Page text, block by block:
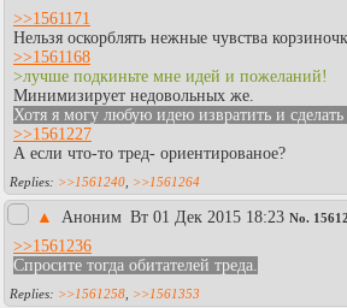
>>1561171
Нельзя оскорблять нежные чувства
>>1561168
>лучше подкиньте мне идей и пожеланий!
Минимизирует недовольных же.
Хотя я могу любую идею извратить и сделать
>>1561227
А если что-то тред- ориентированое?
>>1561240 >>1561264
▲ Аноним Вт 01 Дек 2015 18:23 No.
>>1561236
Спросите тогда обитателей треда.
>>1561258 >>1561353